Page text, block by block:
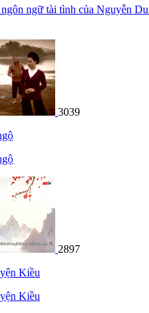
ngữ tài tình của Nguyễn
3039
2897
Kiều
Kiều